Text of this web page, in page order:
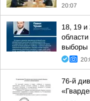
20:07
18, 19 и
выборы
76-й